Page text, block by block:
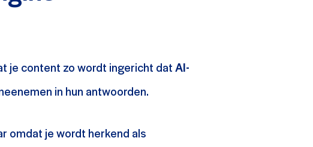
je content zo wordt ingericht datAI-
in hun antwoorden.
omdat je wordt herkend als